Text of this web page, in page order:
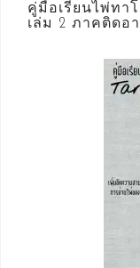
คู่มือเรียนไพ่ทาโ
เล่ม 2 ภาคติดอ